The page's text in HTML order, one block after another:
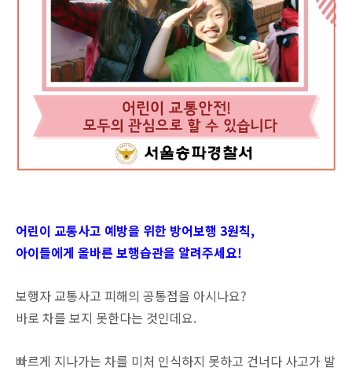
어린이 교통사고 예방을 위한 방어보행 3원칙,
아이들에게 올바른 보행습관을 알려주세요!
보행자 교통사고 피해의 공통점을 아시나요?
바로 차를 보지 못한다는 것인데요.
빠르게 지나가는 차를 미처 인식하지 못하고 건너다 사고가 발